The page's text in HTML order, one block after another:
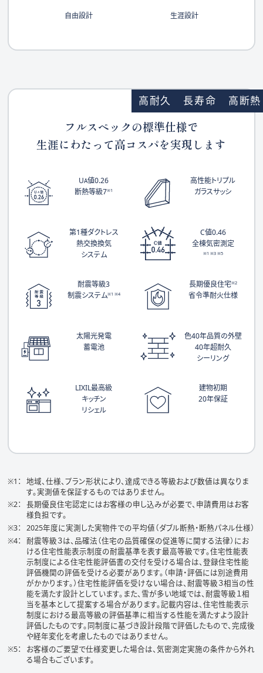
自由設計 生涯設計
高耐久 長寿命 高断熱
フルスペックの標準仕様で
生涯にわたって高コスパを実現します
UA値0.26
断熱等級7※1
高性能トリプル
ガラスサッシ
第1種ダクトレス
熱交換換気
システム
C値0.46
全棟気密測定
※1 ※3 ※5
耐震等級3
制震システム※1 ※4
長期優良住宅※2
省令準耐火仕様
太陽光発電
蓄電池
色40年品質の外壁
40年超耐久
シーリング
LIXIL最高級
キッチン
リシェル
建物初期
20年保証
地域、仕様、プラン形状により、達成できる等級および数値は異なりま
す。実測値を保証するものではありません。
長期優良住宅認定にはお客様の申し込みが必要で、申請費用はお客
様負担です。
2025年度に実測した実物件での平均値（ダブル断熱・断熱パネル仕様）
耐震等級３は、品確法（住宅の品質確保の促進等に関する法律）にお
ける住宅性能表示制度の耐震基準を表す最高等級です。住宅性能表
示制度による住宅性能評価書の交付を受ける場合は、登録住宅性能
評価機関の評価を受ける必要があります。（申請・評価には別途費用
がかかります。）住宅性能評価を受けない場合は、耐震等級３相当の性
能を満たす設計としています。また、雪が多い地域では、耐震等級１相
当を基本として提案する場合があります。記載内容は、住宅性能表示
制度における最高等級の評価基準に相当する性能を満たすよう設計
評価したものです。同制度に基づき設計段階で評価したもので、完成後
や経年変化を考慮したものではありません。
お客様のご要望で仕様変更した場合は、気密測定実施の条件から外れ
る場合もございます。